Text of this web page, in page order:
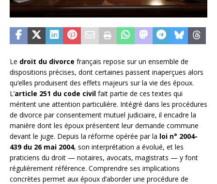
Le droit du divorce français repose sur un ensemble de
dispositions précises, dont certaines passent inaperçues alors
qu’elles produisent des effets majeurs sur la vie des époux.
L’article 251 du code civil fait partie de ces textes qui
méritent une attention particulière. Intégré dans les procédures
de divorce par consentement mutuel judiciaire, il encadre la
manière dont les époux présentent leur demande commune
devant le juge. Depuis la réforme opérée par la loi n° 2004-
439 du 26 mai 2004, son interprétation a évolué, et les
praticiens du droit — notaires, avocats, magistrats — y font
régulièrement référence. Comprendre ses implications
concrètes permet aux époux d’aborder une procédure de